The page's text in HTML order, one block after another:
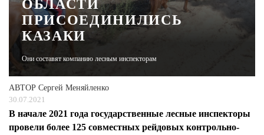
ЖУРНАЛ
ОБЛАСТИ
ПРИСОЕДИНИЛИСЬ
КАЗАКИ
Они составят компанию лесным инспекторам
АВТОР Сергей Меняйленко
30.07.2021
В начале 2021 года государственные лесные инспекторы
провели более 125 совместных рейдовых контрольно-